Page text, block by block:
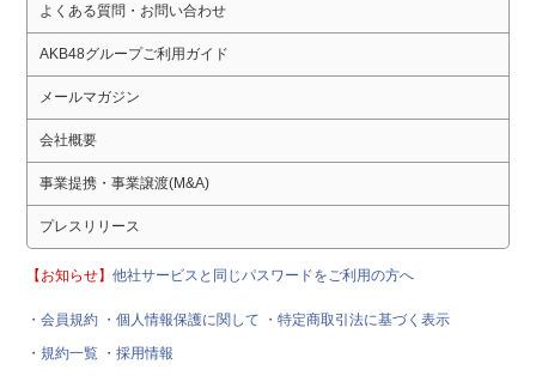
よくある質問・お問い合わせ
AKB48グループご利用ガイド
メールマガジン
会社概要
事業提携・事業譲渡(M&A)
プレスリリース
【お知らせ】他社サービスと同じパスワードをご利用の方へ
・会員規約 ・個人情報保護に関して
・特定商取引法に基づく表示
・規約一覧 ・採用情報